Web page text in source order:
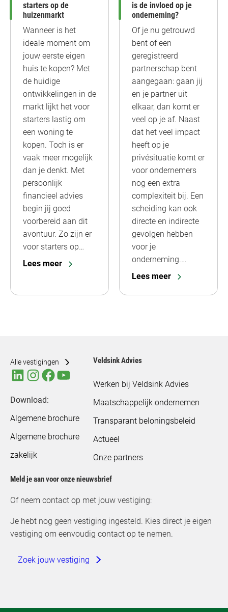
starters op de
huizenmarkt
Wanneer is het
ideale moment om
jouw eerste eigen
huis te kopen? Met
de huidige
ontwikkelingen in de
markt lijkt het voor
starters lastig om
een woning te
kopen. Toch is er
vaak meer mogelijk
dan je denkt. Met
persoonlijk
financieel advies
begin jij goed
voorbereid aan dit
avontuur. Zo zijn er
voor starters op…
Lees meer
is de invloed op je
onderneming?
Of je nu getrouwd
bent of een
geregistreerd
partnerschap bent
aangegaan: gaan jij
en je partner uit
elkaar, dan komt er
veel op je af. Naast
dat het veel impact
heeft op je
privésituatie komt er
voor ondernemers
nog een extra
complexiteit bij. Een
scheiding kan ook
directe en indirecte
gevolgen hebben
voor je
onderneming.…
Lees meer
Alle vestigingen
Download:
Algemene brochure
Algemene brochure
zakelijk
Veldsink Advies
Werken bij Veldsink Advies
Maatschappelijk ondernemen
Transparant beloningsbeleid
Actueel
Onze partners
Meld je aan voor onze nieuwsbrief
Of neem contact op met jouw vestiging:
Je hebt nog geen vestiging ingesteld. Kies direct je eigen
vestiging om eenvoudig contact op te nemen.
Zoek jouw vestiging